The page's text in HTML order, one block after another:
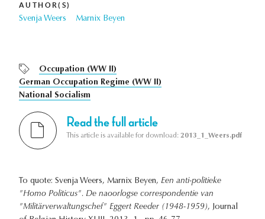
AUTHOR(S)
Svenja Weers Marnix Beyen
Occupation (WW II)
German Occupation Regime (WW II)
National Socialism
Read the full article
This article is available for download: 2013_1_Weers.pdf
To quote: Svenja Weers, Marnix Beyen, Een anti-politieke
"Homo Politicus". De naoorlogse correspondentie van
"Militärverwaltungschef" Eggert Reeder (1948-1959), Journal